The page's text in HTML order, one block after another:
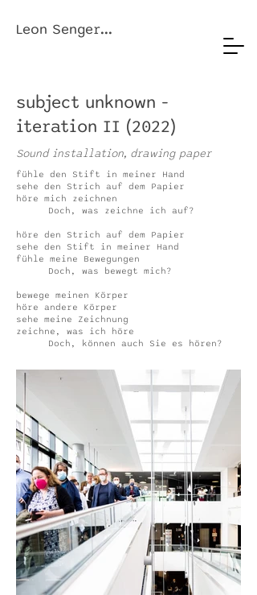
Leon Senger...
subject unknown -
iteration II (2022)
Sound installation, drawing paper
fühle den Stift in meiner Hand
sehe den Strich auf dem Papier
höre mich zeichnen
Doch, was zeichne ich auf?
höre den Strich auf dem Papier
sehe den Stift in meiner Hand
fühle meine Bewegungen
Doch, was bewegt mich?
bewege meinen Körper
höre andere Körper
sehe meine Zeichnung
zeichne, was ich höre
Doch, können auch Sie es hören?